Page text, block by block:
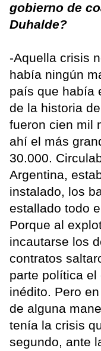
gobierno de
Duhalde?
-Aquella crisis
había ningún
país que había
de la historia
fueron cien mil
ahí el más
30.000.
Argentina,
instalado, los
estallado todo
Porque al
incautarse los
contratos
parte política el
inédito. Pero
de alguna
tenía la crisis
segundo, ante